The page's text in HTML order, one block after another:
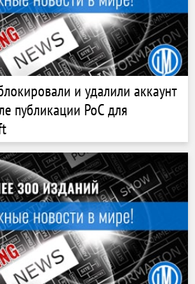
и удалили аккаунт
публикации PoC для